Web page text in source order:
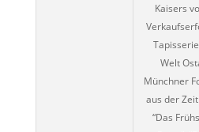
Kaisers
Welt
Münchner
aus der
“Das